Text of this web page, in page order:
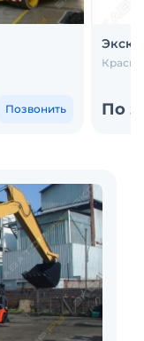
Позвонить По